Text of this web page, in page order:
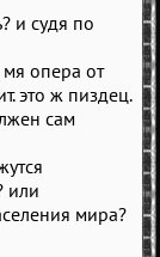
и судя по
опера от
это ж пиздец.
сам
или
мира?